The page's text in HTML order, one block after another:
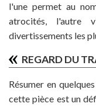
l'une permet au
atrocités, l'autre
divertissements les
REGARD DU
Résumer en
cette pièce est un